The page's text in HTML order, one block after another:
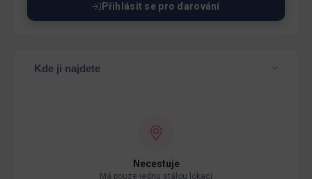
Přihlásit se pro darování
Kde ji najdete
Necestuje
Má pouze jednu stálou lokaci